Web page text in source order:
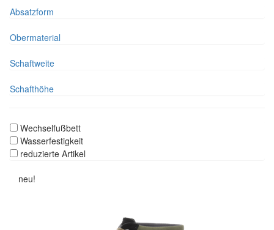
Absatzform
Obermaterial
Schaftweite
Schafthöhe
Wechselfußbett
Wasserfestigkeit
reduzierte Artikel
neu!